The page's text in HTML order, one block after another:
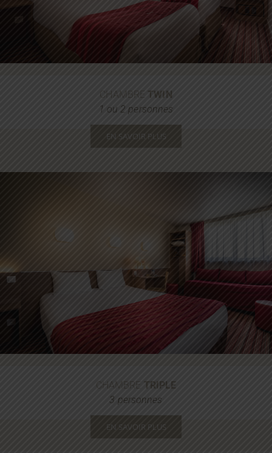
CHAMBRETWIN
1 ou 2 personnes
EN SAVOIR PLUS
CHAMBRE TRIPLE
3 personnes
EN SAVOIR PLUS